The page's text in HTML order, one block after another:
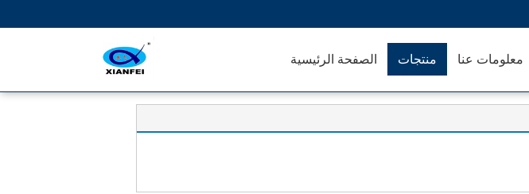
الصفحة الرئيسية منتجات معلومات عنا